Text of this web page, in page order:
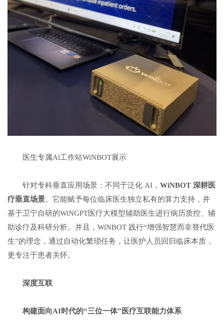
医生专属Al工作站WiNBOT展示
针对专科垂直应用场景：不同于泛化 AI， WiNBOT 深耕医
疗垂直场景。它能赋予每位临床医生独立私有的算力支持，并
基于卫宁自研的WiNGPT医疗大模型辅助医生进行病历质控、辅
助诊疗及科研分析。并且，WiNBOT 践行“增强智慧而非替代医
生”的理念，通过自动化繁琐任务，让医护人员回归临床本质，
更专注于患者关怀。
深度互联
构建面向AI时代的“三位一体”医疗互联能力体系